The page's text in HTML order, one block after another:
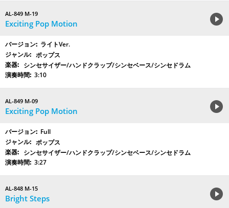
AL-849 M-19
Exciting Pop Motion
ライトVer.
ポップス
シンセサイザー/ハンドクラップ/シンセベース/シンセドラム
3:10
AL-849 M-09
Exciting Pop Motion
Full
ポップス
シンセサイザー/ハンドクラップ/シンセベース/シンセドラム
3:27
AL-848 M-15
Bright Steps